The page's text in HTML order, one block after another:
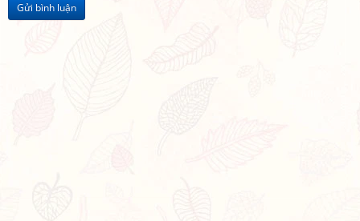
Gửi bình luận